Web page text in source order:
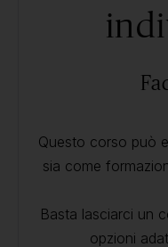
Questo corso può
sia come
Basta lasciarci un
opzioni